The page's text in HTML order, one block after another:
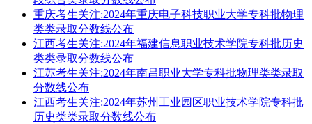
重庆考生关注:2024年重庆电子科技职业大学专科批物理
类类录取分数线公布
江西考生关注:2024年福建信息职业技术学院专科批历史
类类录取分数线公布
江苏考生关注:2024年南昌职业大学专科批物理类类录取
分数线公布
江西考生关注:2024年苏州工业园区职业技术学院专科批
历史类类录取分数线公布